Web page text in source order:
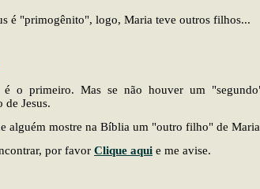
é "primogênito", logo, Maria teve outros filhos...
é o primeiro. Mas se não houver um
de Jesus.
alguém mostre na Bíblia um "outro filho" de
por favor Clique aqui e me avise.